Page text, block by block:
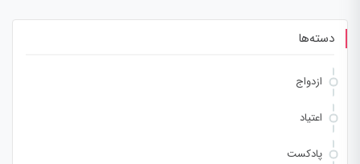
دسته‌ها
ازدواج
اعتیاد
پادکست